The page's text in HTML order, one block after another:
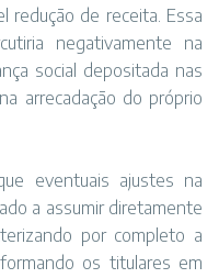
redução de receita. Essa
negativamente na
social depositada nas
arrecadação do próprio
eventuais ajustes na
a assumir diretamente
por completo a
os titulares em